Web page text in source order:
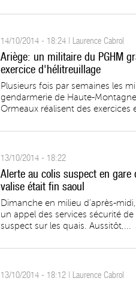
14/10/2014 - 18:24 | Laurence Cabrol
Ariège: un militaire du PGHM
exercice d'hélitreuillage
Plusieurs fois par semaines les
gendarmerie de Haute-
Ormeaux réalisent des
13/10/2014 - 18:22
Alerte au colis suspect en
valise était fin saoul
Dimanche en milieu d’après-
un appel des services sécurité
suspect sur les quais. Aussitôt,...
13/10/2014 - 18:12 | Laurence Cabrol